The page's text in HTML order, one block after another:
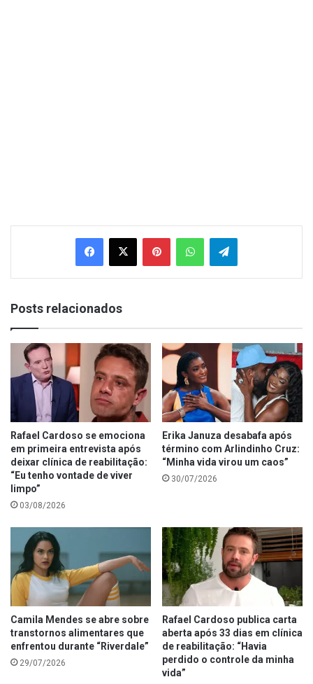
Facebook
X PinterestWhatsAppTelegram
Posts relacionados
Rafael Cardoso se emociona
em primeira entrevista após
deixar clínica de reabilitação:
“Eu tenho vontade de viver
limpo”
03/08/2026
Erika Januza desabafa após
término com Arlindinho Cruz:
“Minha vida virou um caos”
30/07/2026
Camila Mendes se abre sobre
transtornos alimentares que
enfrentou durante “Riverdale”
29/07/2026
Rafael Cardoso publica carta
aberta após 33 dias em clínica
de reabilitação: “Havia
perdido o controle da minha
vida”